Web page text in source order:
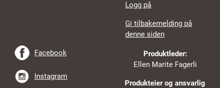
Logg på
Gi tilbakemelding på
denne siden
Produktleder:
Ellen Marite Fagerli
Produkteier og ansvarlig
Facebook
Instagram